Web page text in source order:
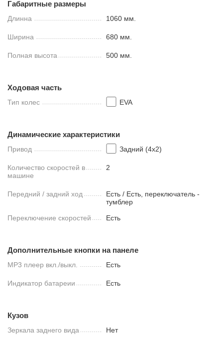
Габаритные размеры
Длинна 1060 мм.
Ширина 680 мм.
Полная высота 500 мм.
Ходовая часть
Тип колес EVA
Динамические характеристики
Привод Задний (4х2)
Количество скоростей в
машине
2
Передний / задний ход
Есть / Есть, переключатель -
тумблер
Переключение скоростей
Есть
Дополнительные кнопки на панеле
MP3 плеер вкл./выкл. Есть
Индикатор батареии Есть
Кузов
Зеркала заднего вида Нет